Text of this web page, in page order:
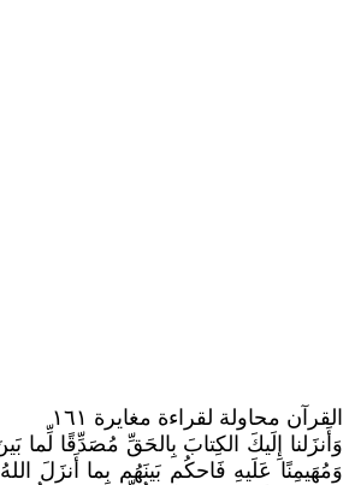
القرآن محاولة لقراءة مغايرة ١٦١
وَأَنزَلنا إِلَيكَ الكِتابَ بِالحَقِّ مُصَدِّقًا لِّما
وَمُهَيمِنًا عَلَيهِ فَاحكُم بَينَهُم بِما أَنزَلَ